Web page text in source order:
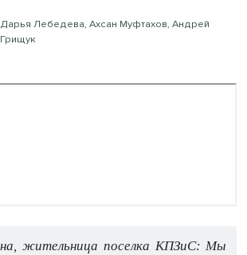
Дарья Лебедева, Ахсан Муфтахов, Андрей
Грищук
жительница поселка КПЗиС: Мы